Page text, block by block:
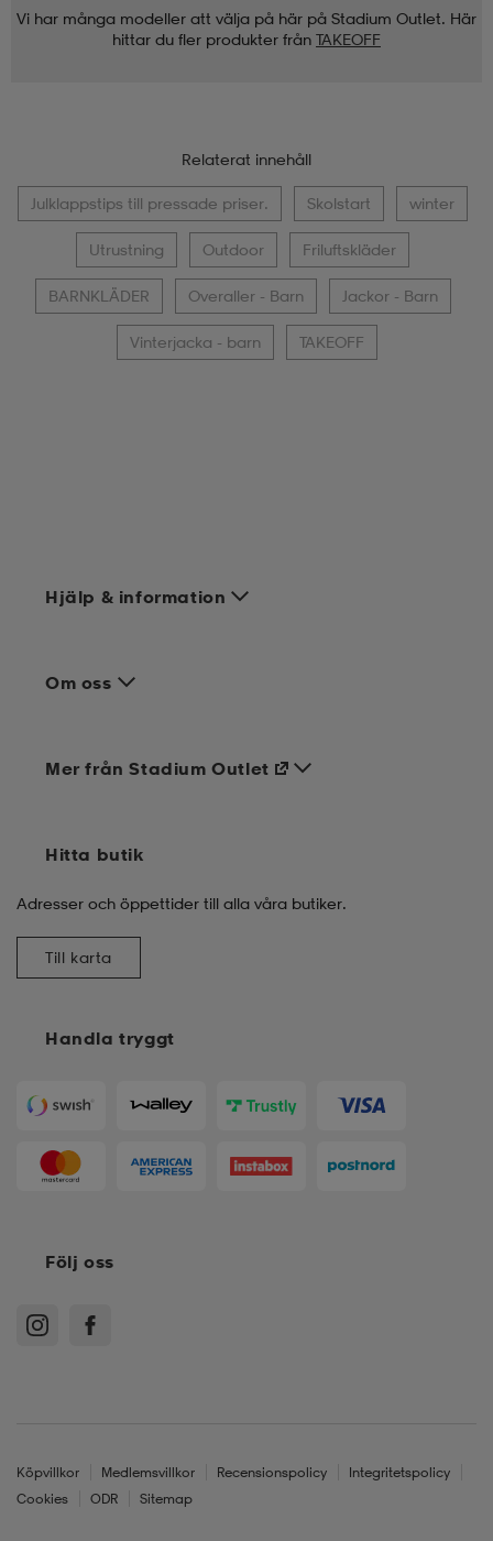
Vi har många modeller att välja på här på Stadium Outlet. Här
hittar du fler produkter från TAKEOFF
Relaterat innehåll
Julklappstips till pressade priser. Skolstart winter
Utrustning Outdoor Friluftskläder
BARNKLÄDER Overaller - Barn Jackor - Barn
Vinterjacka - barn TAKEOFF
Hjälp & information
Om oss
Handla tryggt
Mer från Stadium Outlet
Hitta butik
Adresser och öppettider till alla våra butiker.
Till karta
Följ oss
Köpvillkor Medlemsvillkor Recensionspolicy
Integritetspolicy
Cookies
ODR Sitemap